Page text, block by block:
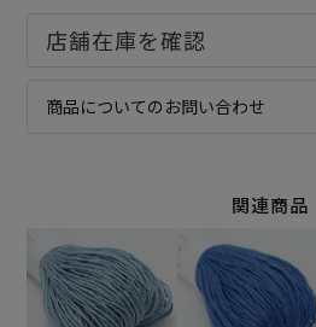
商品についてのお問い合わせ
関連商品